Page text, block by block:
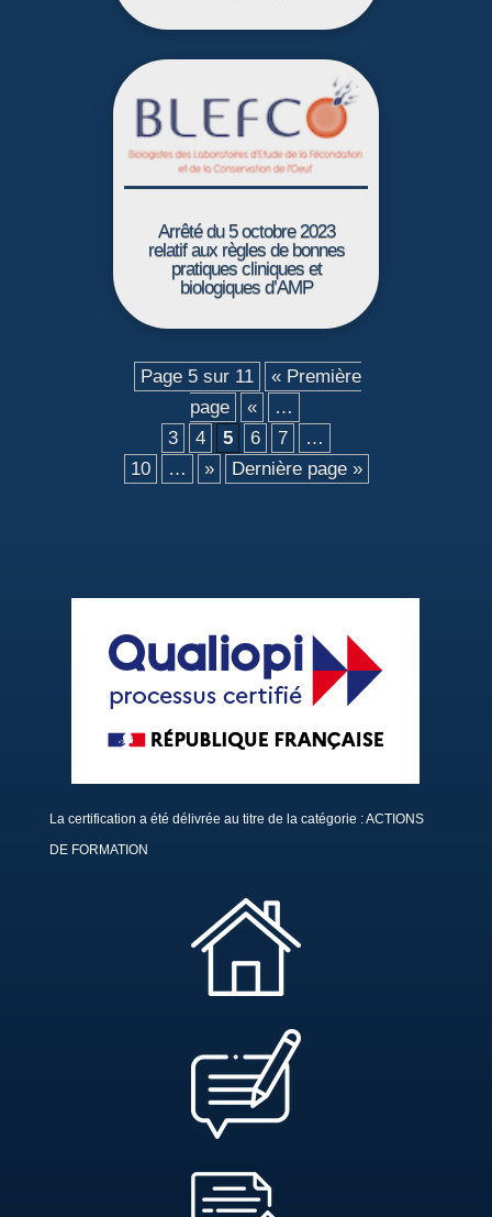
Arrêté du 5 octobre 2023
relatif aux règles de bonnes
pratiques cliniques et
biologiques d’AMP
Page 5 sur 11
« Première
page
«
…
3
4 5 6 7
…
10
… » Dernière page »
La certification a été délivrée au titre de la catégorie : ACTIONS
DE FORMATION